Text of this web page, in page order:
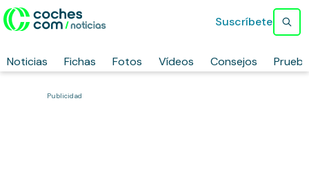
Noticias Fichas Fotos Vídeos Consejos
Suscríbete
Publicidad